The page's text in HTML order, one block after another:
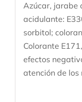
Azúcar, jarabe
acidulante:
sorbitol;
Colorante
efectos
atención de los